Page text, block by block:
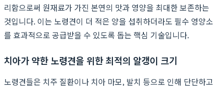
리함으로써 원재료가 가진 본연의 맛과 영양을 최대한 보존하는
것입니다. 이는 노령견이 더 적은 양을 섭취하더라도 필수 영양소
를 효과적으로 공급받을 수 있도록 돕는 핵심 기술입니다.
치아가 약한 노령견을 위한 최적의 알갱이 크기
노령견들은 치주 질환이나 치아 마모, 발치 등으로 인해 단단하고